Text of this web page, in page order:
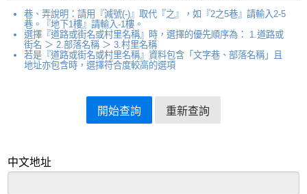
巷、弄說明：請用『減號(-)』取代『之』，如『2之5巷』請輸入2-5
巷。『地下1樓』請輸入-1樓。
選擇『道路或街名或村里名稱』時，選擇的優先順序為： 1.道路或
街名 ＞ 2.部落名稱 ＞ 3.村里名稱
若是『道路或街名或村里名稱』資料包含「文字巷、部落名稱」且
地址亦包含時，選擇符合度較高的選項
中文地址